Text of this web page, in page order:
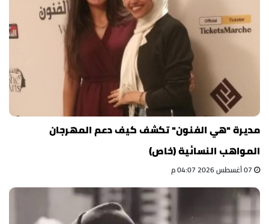
مديرة "هي الفنون" تكشف كيف دعم المهرجان
المواهب النسائية (خاص)